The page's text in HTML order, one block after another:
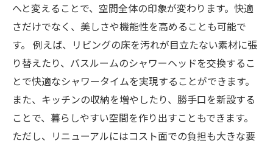
へと変えることで、空間全体の印象が変わります。快適
さだけでなく、美しさや機能性を高めることも可能で
す。 例えば、リビングの床を汚れが目立たない素材に張
り替えたり、バスルームのシャワーヘッドを交換するこ
とで快適なシャワータイムを実現することができます。
また、キッチンの収納を増やしたり、勝手口を新設する
ことで、暮らしやすい空間を作り出すこともできます。
ただし、リニューアルにはコスト面での負担も大きな要